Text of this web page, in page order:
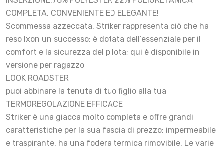
COMPLETA, CONVENIENTE ED ELEGANTE!
Scommessa azzeccata, Striker rappresenta ciò che ha
reso Ixon un successo: è dotata dell’essenziale per il
comfort e la sicurezza del pilota; qui è disponibile in
versione per ragazzo
LOOK ROADSTER
puoi abbinare la tenuta di tuo figlio alla tua
TERMOREGOLAZIONE EFFICACE
Striker è una giacca molto completa e offre grandi
caratteristiche per la sua fascia di prezzo: impermeabile
e traspirante, ha una fodera termica rimovibile, Le varie